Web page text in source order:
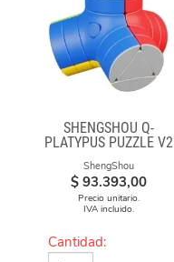
SHENGSHOU Q-
PLATYPUS PUZZLE V2
ShengShou
$ 93.393,00
Precio unitario.
IVA incluido.
Cantidad: